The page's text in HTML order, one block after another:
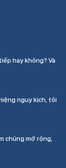
hay không? Và
nguy kịch, tôi
chủng mở rộng,